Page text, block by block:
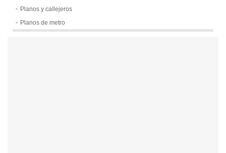
Planos y callejeros
Planos de metro